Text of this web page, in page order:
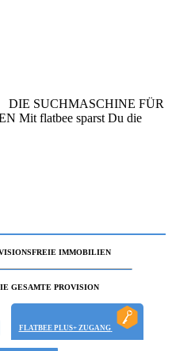
DIE SUCHMASCHINE FÜR
Mit flatbee sparst Du die
IMMOBILIEN
GESAMTE PROVISION
FLATBEE PLUS+ ZUGANG